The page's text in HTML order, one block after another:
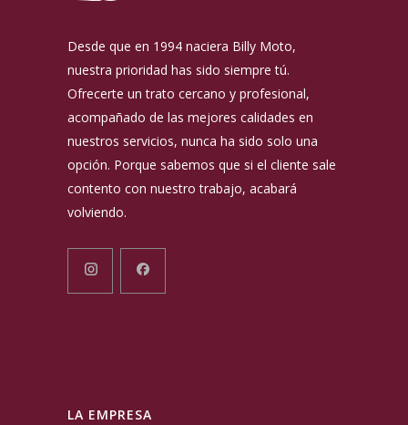
Desde que en 1994 naciera Billy Moto,
nuestra prioridad has sido siempre tú.
Ofrecerte un trato cercano y profesional,
acompañado de las mejores calidades en
nuestros servicios, nunca ha sido solo una
opción. Porque sabemos que si el cliente sale
contento con nuestro trabajo, acabará
volviendo.
LA EMPRESA